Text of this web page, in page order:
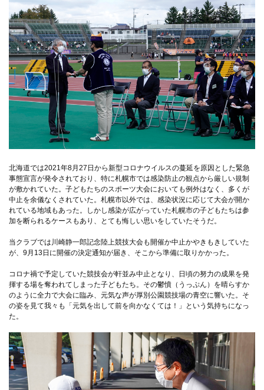
北海道では2021年8月27日から新型コロナウイルスの蔓延を原因とした緊急
事態宣言が発令されており、特に札幌市では感染防止の観点から厳しい規制
が敷かれていた。子どもたちのスポーツ大会においても例外はなく、多くが
中止を余儀なくされていた。札幌市以外では、感染状況に応じて大会が開か
れている地域もあった。しかし感染が広がっていた札幌市の子どもたちは参
加を断られるケースもあり、とても悔しい思いをしていたそうだ。
当クラブでは川崎静一郎記念陸上競技大会も開催か中止かやきもきしていた
が、9月13日に開催の決定通知が届き、そこから準備に取りかかった。
コロナ禍で予定していた競技会が軒並み中止となり、日頃の努力の成果を発
揮する場を奪われてしまった子どもたち。その鬱憤（うっぷん）を晴らすか
のように全力で大会に臨み、元気な声が厚別公園競技場の青空に響いた。そ
の姿を見て我々も「元気を出して前を向かなくては！」という気持ちになっ
た。